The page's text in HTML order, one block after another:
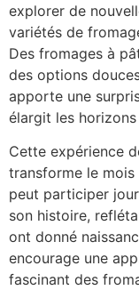
explorer de
variétés de
Des fromages à
des options
apporte une
élargit les horizons
Cette expérience
transforme le
peut participer
son histoire,
ont donné
encourage une
fascinant des